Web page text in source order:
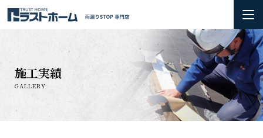
雨漏りの基礎知識
施工実績
GALLERY